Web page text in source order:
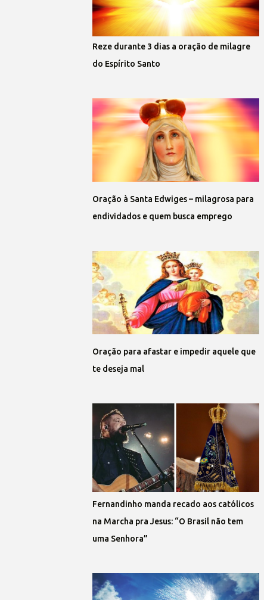
Reze durante 3 dias a oração de milagre
do Espírito Santo
Oração à Santa Edwiges – milagrosa para
endividados e quem busca emprego
Oração para afastar e impedir aquele que
te deseja mal
Fernandinho manda recado aos católicos
na Marcha pra Jesus: “O Brasil não tem
uma Senhora”